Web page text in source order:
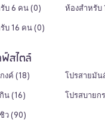
บ 6 คน (0) ห้องสำหรับ
บ 16 คน (0)
ฟ์สไตล์
งค์ (18) โปรสายมัน
น (16) โปรสบายก
ว ( 90)